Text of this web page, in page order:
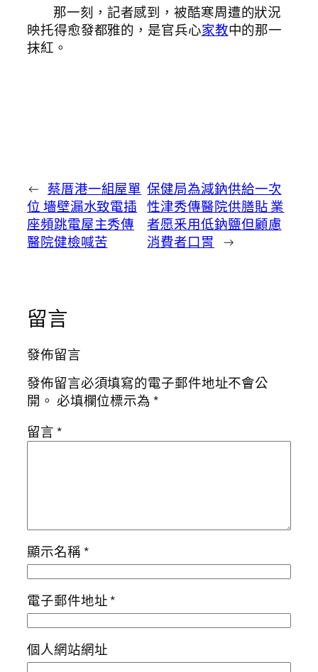
那一刻，記者感到，被酷寒周遭的狀況
映托得愈發都雅的，是官兵心家教中的那一
抹紅。
← 蔡厝港一組屋單
位 墻壁漏水致電插
座頻跳電屋主秀傳
醫院健檢喊苦
保健局為減鈉供給一次
性津秀傳醫院供膳貼 業
者愿釆用低鈉鹽但顧慮
消費者口胃 →
留言
發佈留言
發佈留言必須填寫的電子郵件地址不會公
開。 必填欄位標示為*
留言*
顯示名稱*
電子郵件地址*
個人網站網址